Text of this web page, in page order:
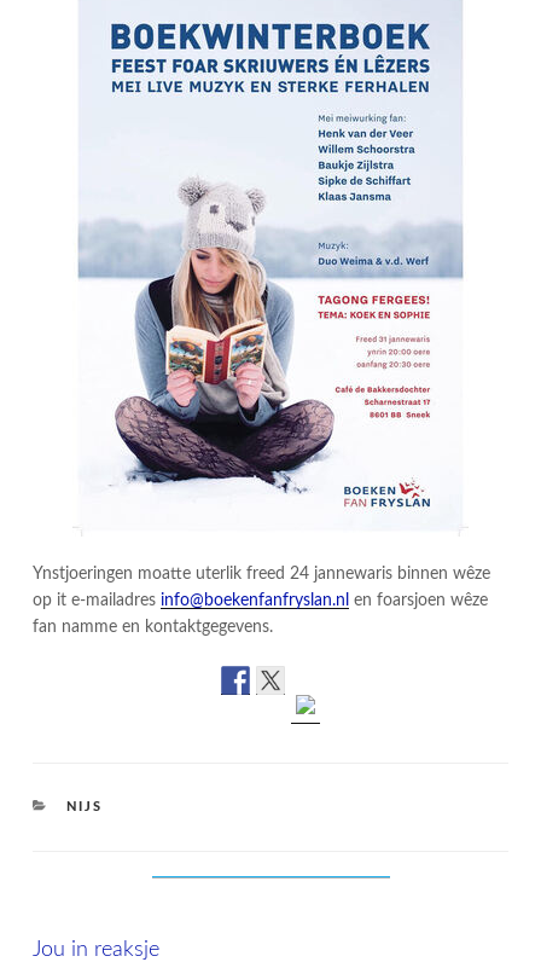
Ynstjoeringen moatte uterlik freed 24 jannewaris binnen wêze
op it e-mailadres info@boekenfanfryslan.nl en foarsjoen wêze
fan namme en kontaktgegevens.
CATEGORIES
NIJS
Jou in reaksje